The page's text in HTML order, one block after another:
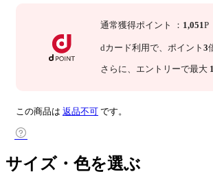
通常獲得ポイント ： 1,051P
dカード利用で、ポイント3
さらに、エントリーで最大
この商品は 返品不可 です。
サイズ・色を選ぶ